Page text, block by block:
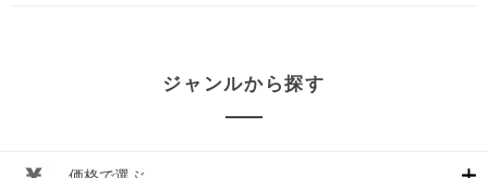
ジャンルから探す